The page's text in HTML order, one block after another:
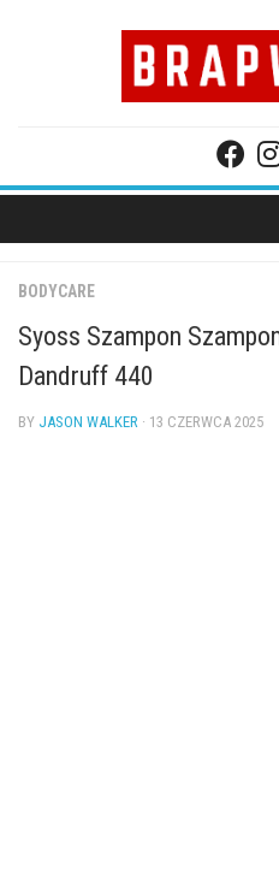
BODYCARE
Syoss Szampon
Dandruff 440
BY JASON WALKER · 13 CZERWCA 2025